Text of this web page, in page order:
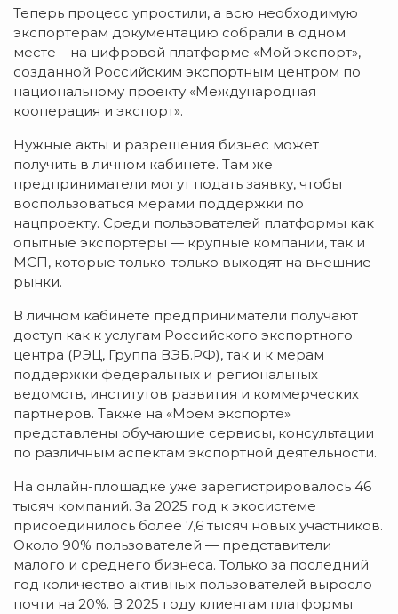
Теперь процесс упростили, а всю необходимую
экспортерам документацию собрали в одном
месте – на цифровой платформе «Мой экспорт»,
созданной Российским экспортным центром по
национальному проекту «Международная
кооперация и экспорт».
Нужные акты и разрешения бизнес может
получить в личном кабинете. Там же
предприниматели могут подать заявку, чтобы
воспользоваться мерами поддержки по
нацпроекту. Среди пользователей платформы как
опытные экспортеры — крупные компании, так и
МСП, которые только-только выходят на внешние
рынки.
В личном кабинете предприниматели получают
доступ как к услугам Российского экспортного
центра (РЭЦ, Группа ВЭБ.РФ), так и к мерам
поддержки федеральных и региональных
ведомств, институтов развития и коммерческих
партнеров. Также на «Моем экспорте»
представлены обучающие сервисы, консультации
по различным аспектам экспортной деятельности.
На онлайн-площадке уже зарегистрировалось 46
тысяч компаний. За 2025 год к экосистеме
присоединилось более 7,6 тысяч новых участников.
Около 90% пользователей — представители
малого и среднего бизнеса. Только за последний
год количество активных пользователей выросло
почти на 20%. В 2025 году клиентам платформы